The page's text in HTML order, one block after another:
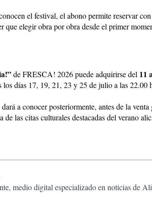
el festival, el abono permite reservar
que elegir obra por obra desde el primer
de FRESCA! 2026 puede adquirirse del 11
los días 17, 19, 21, 23 y 25 de julio a las 22.00
a conocer posteriormente, antes de la
de las citas culturales destacadas del verano
medio digital especializado en noticias de